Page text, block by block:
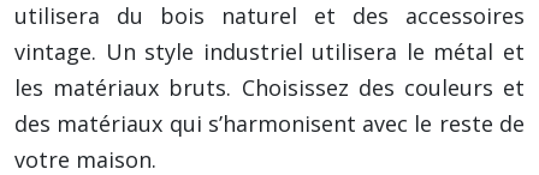
utilisera du bois naturel et des accessoires
vintage. Un style industriel utilisera le métal et
les matériaux bruts. Choisissez des couleurs et
des matériaux qui s’harmonisent avec le reste de
votre maison.